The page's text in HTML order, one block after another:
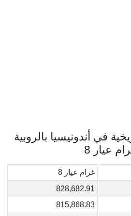
في أندونيسيا بالروبية
عيار 8
غرام عيار 8
828,682.91
815,868.83